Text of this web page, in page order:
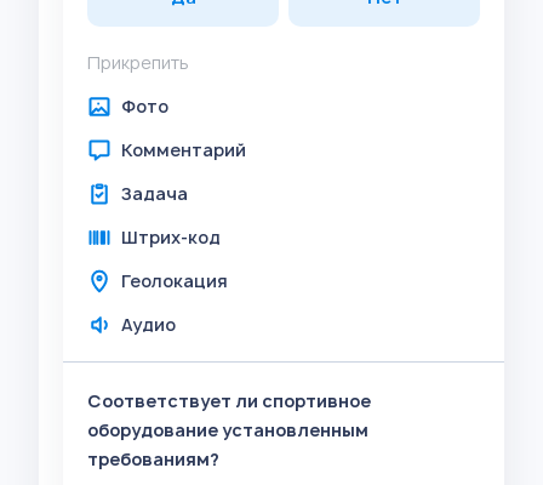
Прикрепить
Фото
Комментарий
Задача
Штрих-код
Геолокация
Аудио
Соответствует ли спортивное
оборудование установленным
требованиям?